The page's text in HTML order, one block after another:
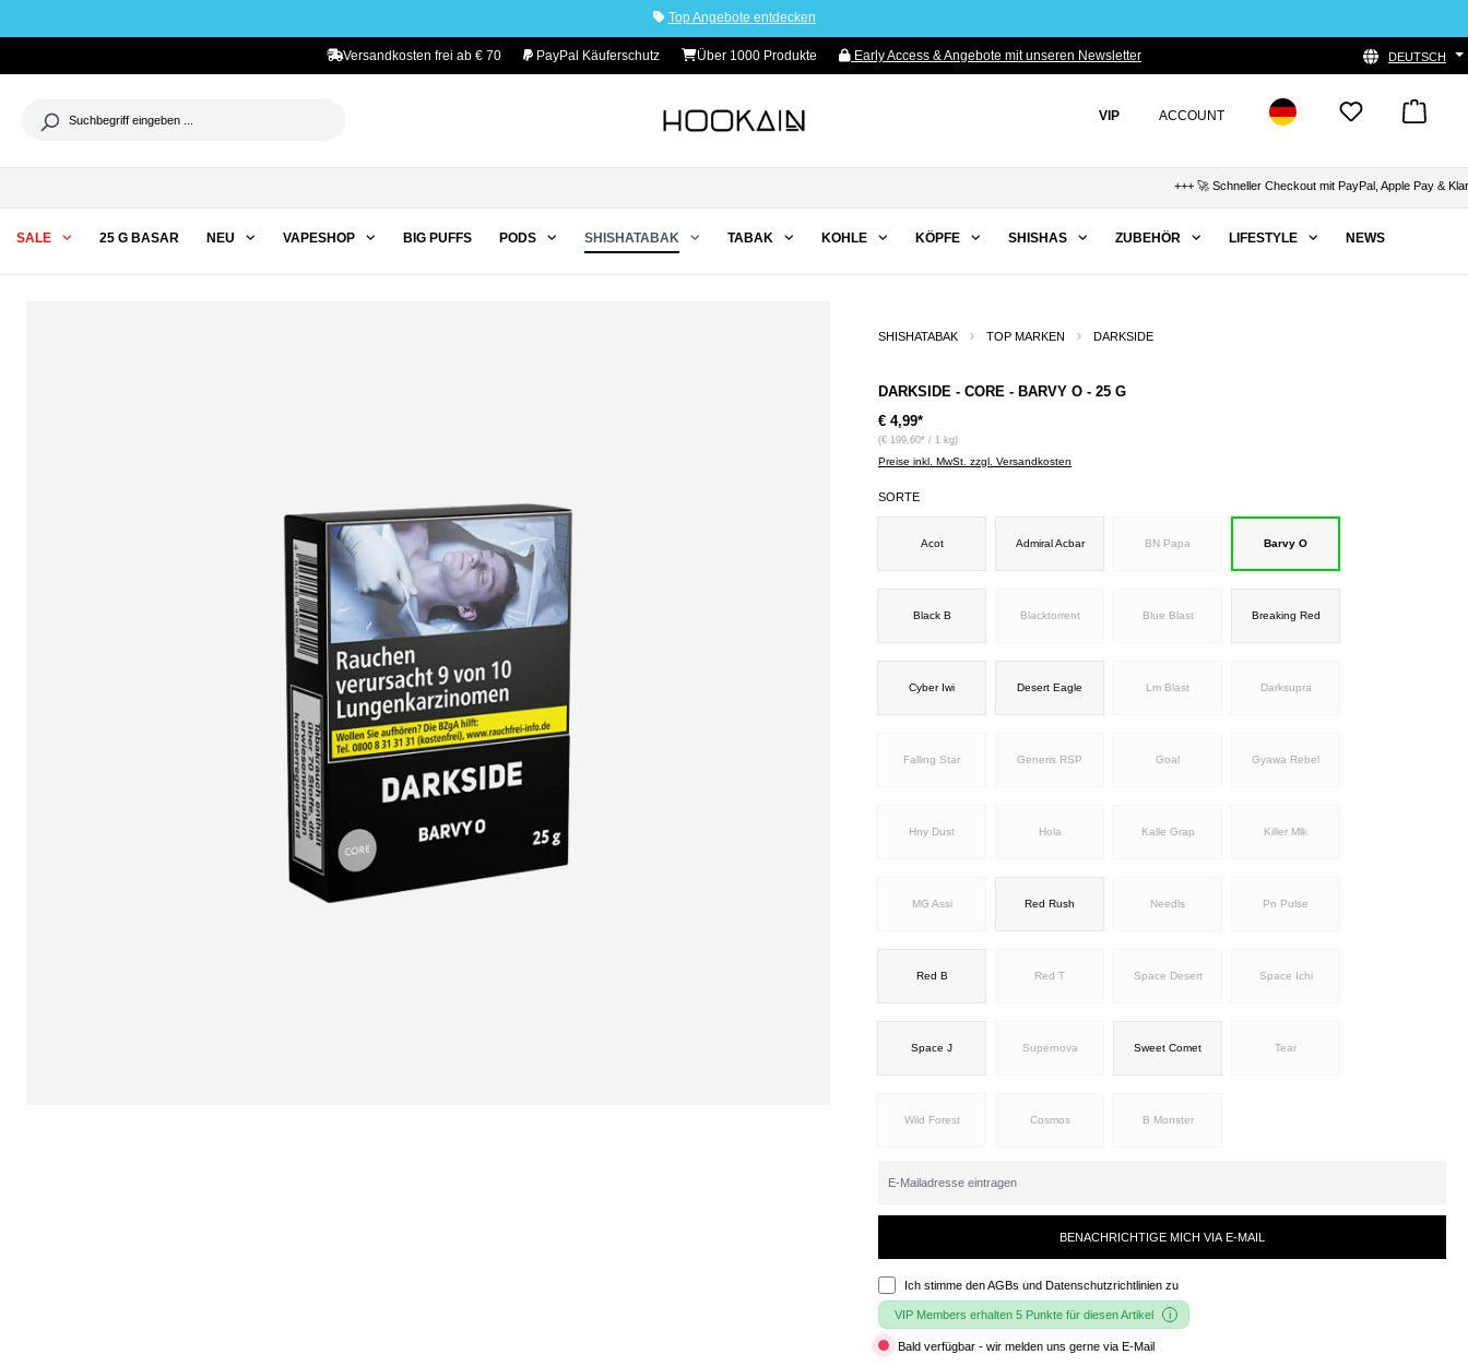
Top Angebote entdecken
Versandkosten frei ab € 70 PayPal Käuferschutz Über 1000 Produkte Early Access & Angebote mit unseren Newsletter DEUTSCH
VIP ACCOUNT
+++ 🚀 Schneller Checkout mit PayPal, Apple Pay &
SALE 25 G BASAR NEU VAPESHOP BIG PUFFS PODS SHISHATABAK TABAK KOHLE KÖPFE SHISHAS ZUBEHÖR LIFESTYLE NEWS
SHISHATABAK TOP MARKEN DARKSIDE
DARKSIDE - CORE - BARVY O - 25 G
€ 4,99*
(€ 199,60* / 1 kg)
Preise inkl. MwSt. zzgl. Versandkosten
SORTE
Acot Admiral Acbar BN Papa Barvy O
Black B Blacktorrent Blue Blast Breaking Red
Cyber Iwi Desert Eagle Lm Blast Darksupra
Falling Star Generis RSP Goal Gyawa Rebel
Hny Dust Hola Kalle Grap Killer Mlk
MG Assi Red Rush Needls Pn Pulse
Red B Red T Space Desert Space Ichi
Space J Supernova Sweet Comet Tear
Wild Forest Cosmos B Monster
BENACHRICHTIGE MICH VIA E-MAIL
Ich stimme denAGBs und Datenschutzrichtlinien zu
VIP Members erhalten 5 Punkte für diesen Artikel
Bald verfügbar - wir melden uns gerne via E-Mail